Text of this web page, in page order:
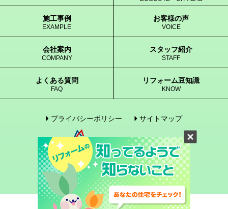
施工事例
EXAMPLE
お客様の声
VOICE
会社案内
COMPANY
スタッフ紹介
STAFF
よくある質問
FAQ
リフォーム豆知識
KNOW
プライバシーポリシー サイトマップ
© 2005-2017 enegene Co., Ltd. All Rights Reserved.